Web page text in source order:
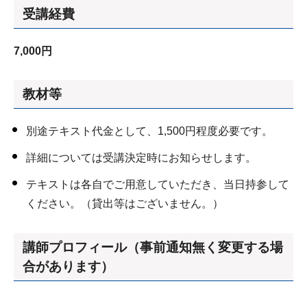
受講経費
7,000円
教材等
別途テキスト代金として、1,500円程度必要です。
詳細については受講決定時にお知らせします。
テキストは各自でご用意していただき、当日持参して
ください。（貸出等はございません。）
講師プロフィール（事前通知無く変更する場
合があります）